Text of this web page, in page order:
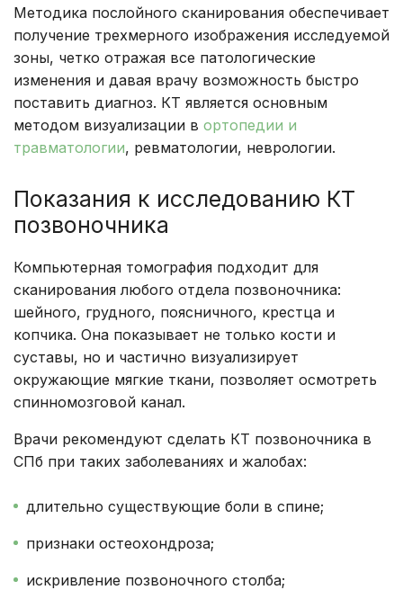
Методика послойного сканирования обеспечивает
получение трехмерного изображения исследуемой
зоны, четко отражая все патологические
изменения и давая врачу возможность быстро
поставить диагноз. КТ является основным
методом визуализации в ортопедии и
травматологии, ревматологии, неврологии.
Показания к исследованию КТ
позвоночника
Компьютерная томография подходит для
сканирования любого отдела позвоночника:
шейного, грудного, поясничного, крестца и
копчика. Она показывает не только кости и
суставы, но и частично визуализирует
окружающие мягкие ткани, позволяет осмотреть
спинномозговой канал.
Врачи рекомендуют сделать КТ позвоночника в
СПб при таких заболеваниях и жалобах:
длительно существующие боли в спине;
признаки остеохондроза;
искривление позвоночного столба;